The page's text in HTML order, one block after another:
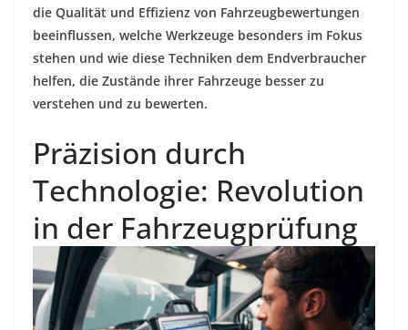
die Qualität und Effizienz von Fahrzeugbewertungen
beeinflussen, welche Werkzeuge besonders im Fokus
stehen und wie diese Techniken dem Endverbraucher
helfen, die Zustände ihrer Fahrzeuge besser zu
verstehen und zu bewerten.
Präzision durch
Technologie: Revolution
in der Fahrzeugprüfung